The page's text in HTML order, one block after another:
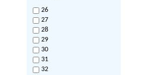
26
27
28
29
30
31
32